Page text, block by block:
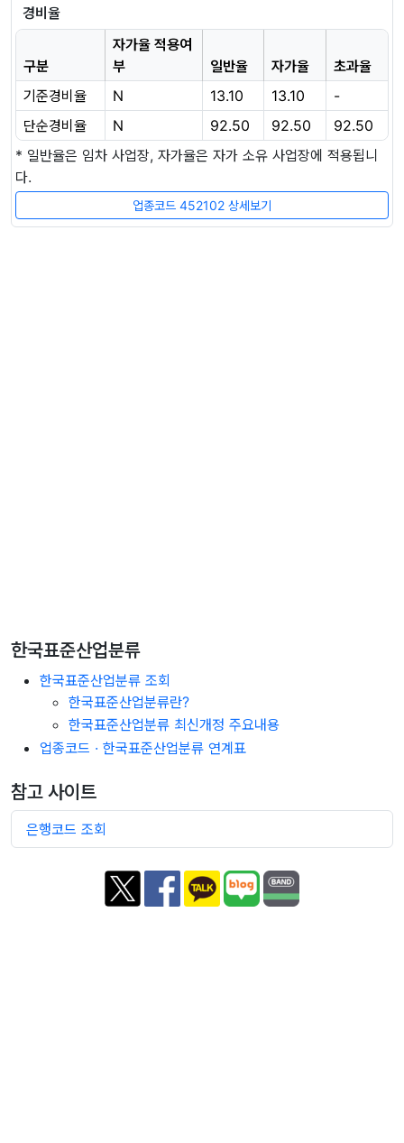
경비율
구분
자가율 적용여
부
일반율 자가율
초과율
기준경비율
N 13.10 13.10
-
단순경비율
N 92.50 92.50
92.50
* 일반율은 임차 사업장, 자가율은 자가 소유 사업장에 적용됩니
다.
업종코드 452102 상세보기
한국표준산업분류
한국표준산업분류 조회
한국표준산업분류란?
한국표준산업분류 최신개정 주요내용
업종코드 · 한국표준산업분류 연계표
참고 사이트
은행코드 조회